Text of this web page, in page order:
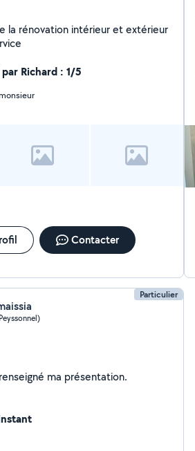
la rénovation intérieur et extérieur
Richard : 1/5
Contacter
Particulier
Je n'ai pas encore renseigné ma présentation.